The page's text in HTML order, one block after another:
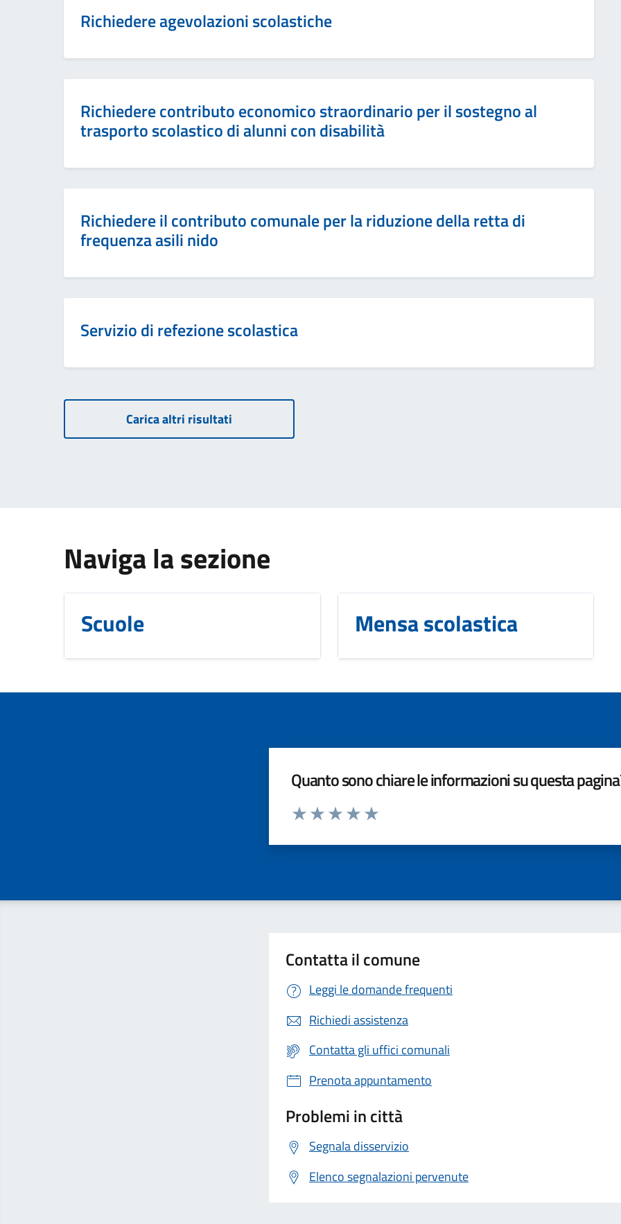
Richiedere agevolazioni scolastiche
Richiedere contributo economico straordinario per il sostegno al
trasporto scolastico di alunni con disabilità
Richiedere il contributo comunale per la riduzione della retta di
frequenza asili nido
Servizio di refezione scolastica
Carica altri risultati
Naviga la sezione
Scuole Mensa scolastica
Quanto sono chiare le informazioni su questa
Valuta da 1 a 5 stelle la pagina
Contatta il comune
Leggi le domande frequenti
Richiedi assistenza
Contatta gli uffici comunali
Prenota appuntamento
Problemi in città
Segnala disservizio
Elenco segnalazioni pervenute